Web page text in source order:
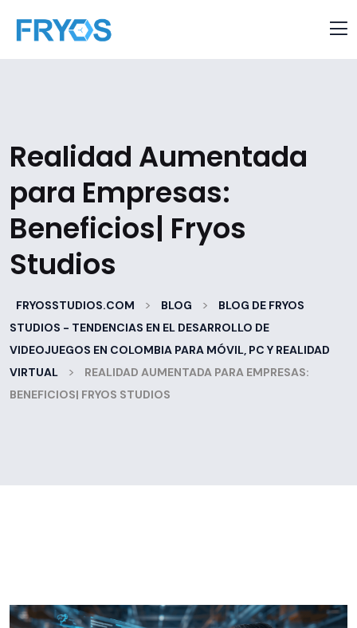
Realidad Aumentada
para Empresas:
Beneficios| Fryos
Studios
FRYOSSTUDIOS.COM > BLOG >
BLOG DE FRYOS
STUDIOS - TENDENCIAS EN EL DESARROLLO DE
VIDEOJUEGOS EN COLOMBIA PARA MÓVIL, PC Y REALIDAD
VIRTUAL
>
REALIDAD AUMENTADA PARA EMPRESAS:
BENEFICIOS| FRYOS STUDIOS